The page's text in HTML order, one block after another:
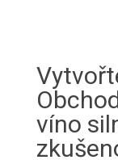
víno